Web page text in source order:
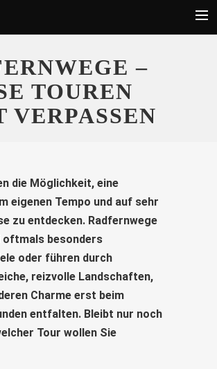
–
TOUREN
VERPASSEN
die Möglichkeit, eine
eigenen Tempo und auf sehr
zu entdecken. Radfernwege
oftmals besonders
oder führen durch
reizvolle Landschaften,
Charme erst beim
entfalten. Bleibt nur noch
Tour wollen Sie